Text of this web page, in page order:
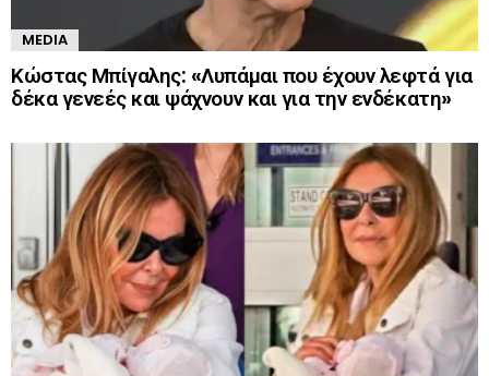
MEDIA
Κώστας Μπίγαλης: «Λυπάμαι που έχουν λεφτά για
δέκα γενεές και ψάχνουν και για την ενδέκατη»